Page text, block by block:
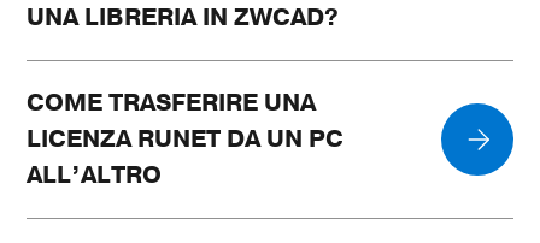
UNA LIBRERIA IN ZWCAD?
COME TRASFERIRE UNA
LICENZA RUNET DA UN PC
ALL’ALTRO